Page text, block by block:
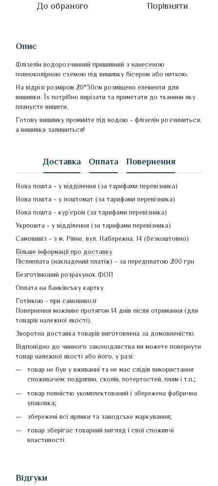
До обраного Порівняти
Опис
Флізелін водорозчинний пришивний знанесеною
повноколірною схемою під вишивку бісером або ниткою.
На відрізі розміром 20*30см розміщено елементи для
вишивки. Їх потрібно вирізати та приметати до тканини яку
плануєте вишити.
Готову вишивку промийте під водою - флізелін розчиниться,
а вишивка залишиться!
Доставка Оплата Повернення
Нова пошта - у відділення (за тарифами перевізника)
Нова пошта - у поштомат (за тарифами перевізника)
Нова пошта - кур’єром (за тарифами перевізника)
Укрпошта - у відділення (за тарифами перевізника)
Самовивіз - з м. Рівне, вул. Набережна, 14 (безкоштовно)
Більше інформації про доставку
Післяплата (накладений платіж) - за передплатою 200 грн
Безготівковий розрахунок ФОП
Оплата на банківську картку
Готівкою - при самовивозі
Повернення можливе протягом 14 днів після отримання (для
товарів належної якості).
Зворотна доставка товарів виготовлена ​​за домовленістю.
Відповідно до чинного законодавства ви можете повернути
товар належної якості або його, у разі:
товар не був у вживанні та не має слідів використання
споживачем: подряпин, сколів, потертостей, плям і т.п.;
товар повністю укомплектований і збережена фабрична
упаковка;
збережені всі ярлики та заводське маркування;
товар зберігає товарний вигляд і свої споживчі
властивості.
Відгуки